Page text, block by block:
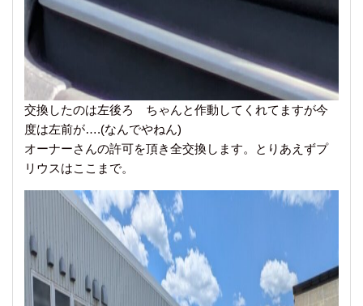
交換したのは左後ろ ちゃんと作動してくれてますが今
度は左前が….(なんでやねん)
オーナーさんの許可を頂き全交換します。とりあえずプ
リウスはここまで。